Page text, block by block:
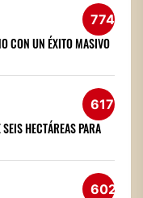
774
CON UN ÉXITO MASIVO
617
HECTÁREAS PARA
602